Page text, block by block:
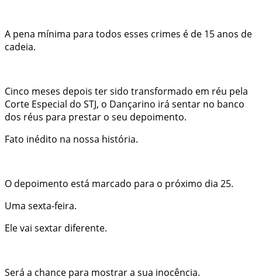
A pena mínima para todos esses crimes é de 15 anos de
cadeia.
Cinco meses depois ter sido transformado em réu pela
Corte Especial do STJ, o Dançarino irá sentar no banco
dos réus para prestar o seu depoimento.
Fato inédito na nossa história.
O depoimento está marcado para o próximo dia 25.
Uma sexta-feira.
Ele vai sextar diferente.
Será a chance para mostrar a sua inocência.